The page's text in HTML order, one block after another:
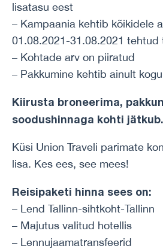
lisatasu eest
– Kampaania kehtib kõikidele
01.08.2021-31.08.2021 tehtud
– Kohtade arv on piiratud
– Pakkumine kehtib ainult
Kiirusta broneerima,
soodushinnaga kohti jätkub.
Küsi Union Traveli parimate
lisa. Kes ees, see mees!
Reisipaketi hinna sees on:
– Lend Tallinn-sihtkoht-Tallinn
– Majutus valitud hotellis
– Lennujaamatransfeerid